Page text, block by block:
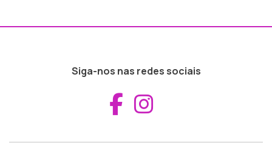
Siga-nos nas redes sociais
Aceder ao